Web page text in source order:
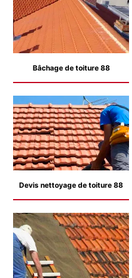
Bâchage de toiture 88
Devis nettoyage de toiture 88